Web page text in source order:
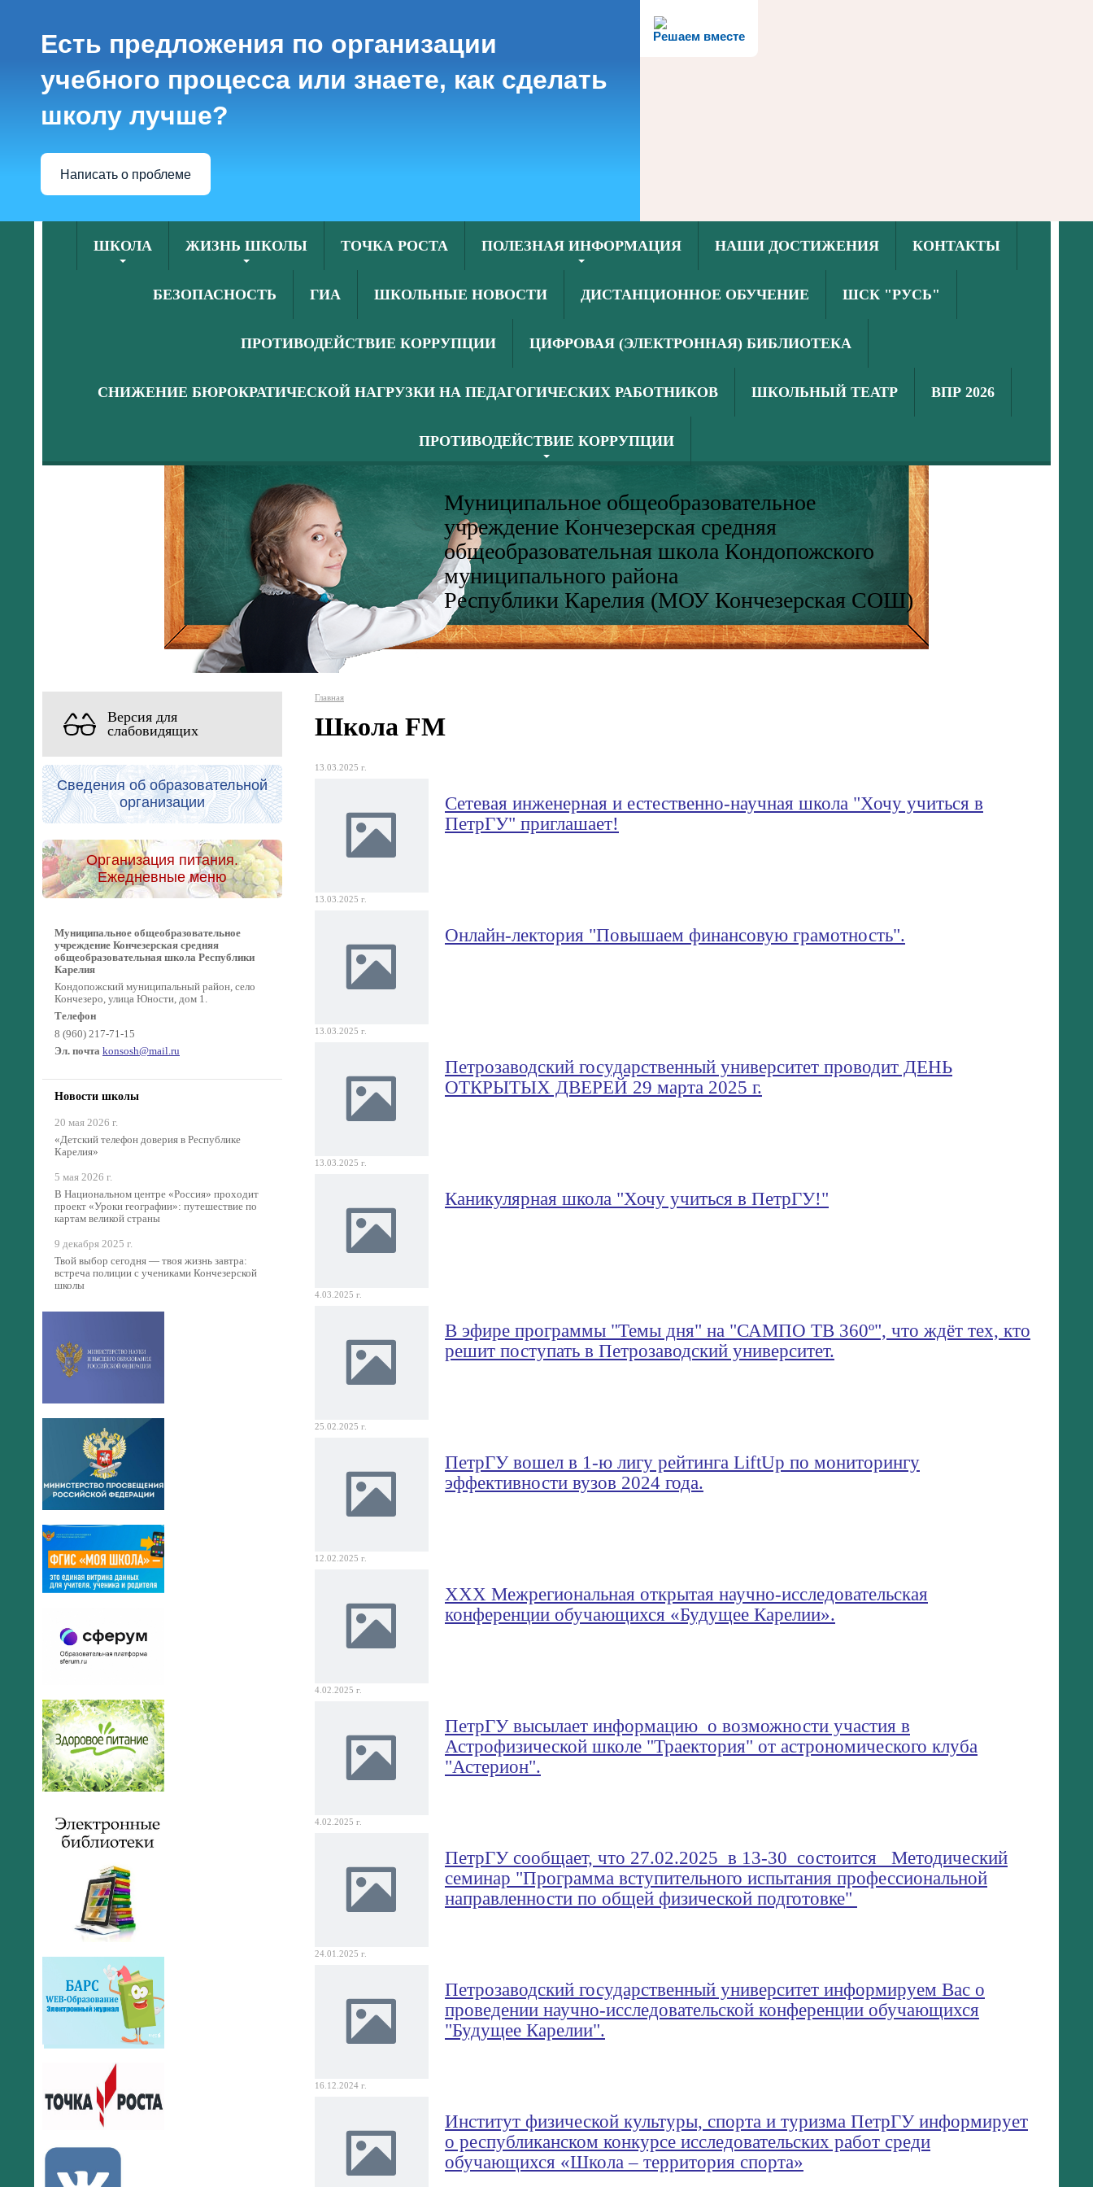
Решаем вместе
Есть предложения по организации
учебного процесса или знаете, как сделать
школу лучше?
Написать о проблеме
ШКОЛА ЖИЗНЬ ШКОЛЫ ТОЧКА РОСТА ПОЛЕЗНАЯ ИНФОРМАЦИЯ НАШИ ДОСТИЖЕНИЯ КОНТАКТЫ
БЕЗОПАСНОСТЬ ГИА ШКОЛЬНЫЕ НОВОСТИ ДИСТАНЦИОННОЕ ОБУЧЕНИЕ ШСК "РУСЬ"
ПРОТИВОДЕЙСТВИЕ КОРРУПЦИИ ЦИФРОВАЯ (ЭЛЕКТРОННАЯ) БИБЛИОТЕКА
СНИЖЕНИЕ БЮРОКРАТИЧЕСКОЙ НАГРУЗКИ НА ПЕДАГОГИЧЕСКИХ РАБОТНИКОВ ШКОЛЬНЫЙ ТЕАТР ВПР 2026
ПРОТИВОДЕЙСТВИЕ КОРРУПЦИИ
Муниципальное общеобразовательное
учреждение Кончезерская средняя
общеобразовательная школа Кондопожского
муниципального района
Республики Карелия (МОУ Кончезерская СОШ)
Версия для
слабовидящих
Сведения об образовательной
организации
Организация питания.
Ежедневные меню
Муниципальное общеобразовательное
учреждение Кончезерская средняя
общеобразовательная школа Республики
Карелия
Кондопожский муниципальный район, село
Кончезеро, улица Юности, дом 1.
Телефон
8 (960) 217-71-15
Эл. почта konsosh@mail.ru
Новости школы
20 мая 2026 г.
«Детский телефон доверия в Республике
Карелия»
5 мая 2026 г.
В Национальном центре «Россия» проходит
проект «Уроки географии»: путешествие по
картам великой страны
9 декабря 2025 г.
Твой выбор сегодня — твоя жизнь завтра:
встреча полиции с учениками Кончезерской
школы
Главная
Школа FM
13.03.2025 г.
Сетевая инженерная и естественно-научная школа "Хочу учиться в
ПетрГУ" приглашает!
13.03.2025 г.
Онлайн-лектория "Повышаем финансовую грамотность".
13.03.2025 г.
Петрозаводский государственный университет проводит ДЕНЬ
ОТКРЫТЫХ ДВЕРЕЙ 29 марта 2025 г.
13.03.2025 г.
Каникулярная школа "Хочу учиться в ПетрГУ!"
4.03.2025 г.
В эфире программы "Темы дня" на "САМПО ТВ 360º", что ждёт тех, кто
решит поступать в Петрозаводский университет.
25.02.2025 г.
ПетрГУ вошел в 1-ю лигу рейтинга LiftUp по мониторингу
эффективности вузов 2024 года.
12.02.2025 г.
XXX Межрегиональная открытая научно-исследовательская
конференции обучающихся «Будущее Карелии».
4.02.2025 г.
ПетрГУ высылает информацию о возможности участия в
Астрофизической школе "Траектория" от астрономического клуба
"Астерион".
4.02.2025 г.
ПетрГУ сообщает, что 27.02.2025 в 13-30 состоится Методический
семинар "Программа вступительного испытания профессиональной
направленности по общей физической подготовке"
24.01.2025 г.
Петрозаводский государственный университет информируем Вас о
проведении научно-исследовательской конференции обучающихся
"Будущее Карелии".
16.12.2024 г.
Институт физической культуры, спорта и туризма ПетрГУ информирует
о республиканском конкурсе исследовательских работ среди
обучающихся «Школа – территория спорта»